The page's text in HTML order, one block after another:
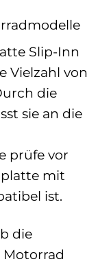
Slip-Inn
Vielzahl von
die
sie an die
prüfe vor
mit
ist.
die